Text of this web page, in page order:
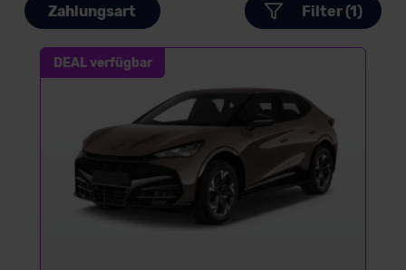
Zahlungsart Filter (1)
DEAL verfügbar